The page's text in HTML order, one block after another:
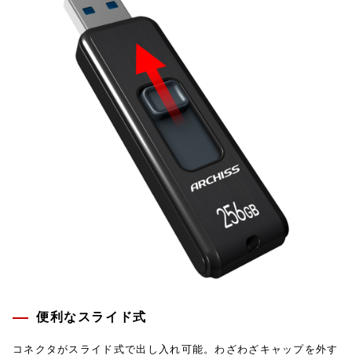
便利なスライド式
コネクタがスライド式で出し入れ可能。わざわざキャップを外す